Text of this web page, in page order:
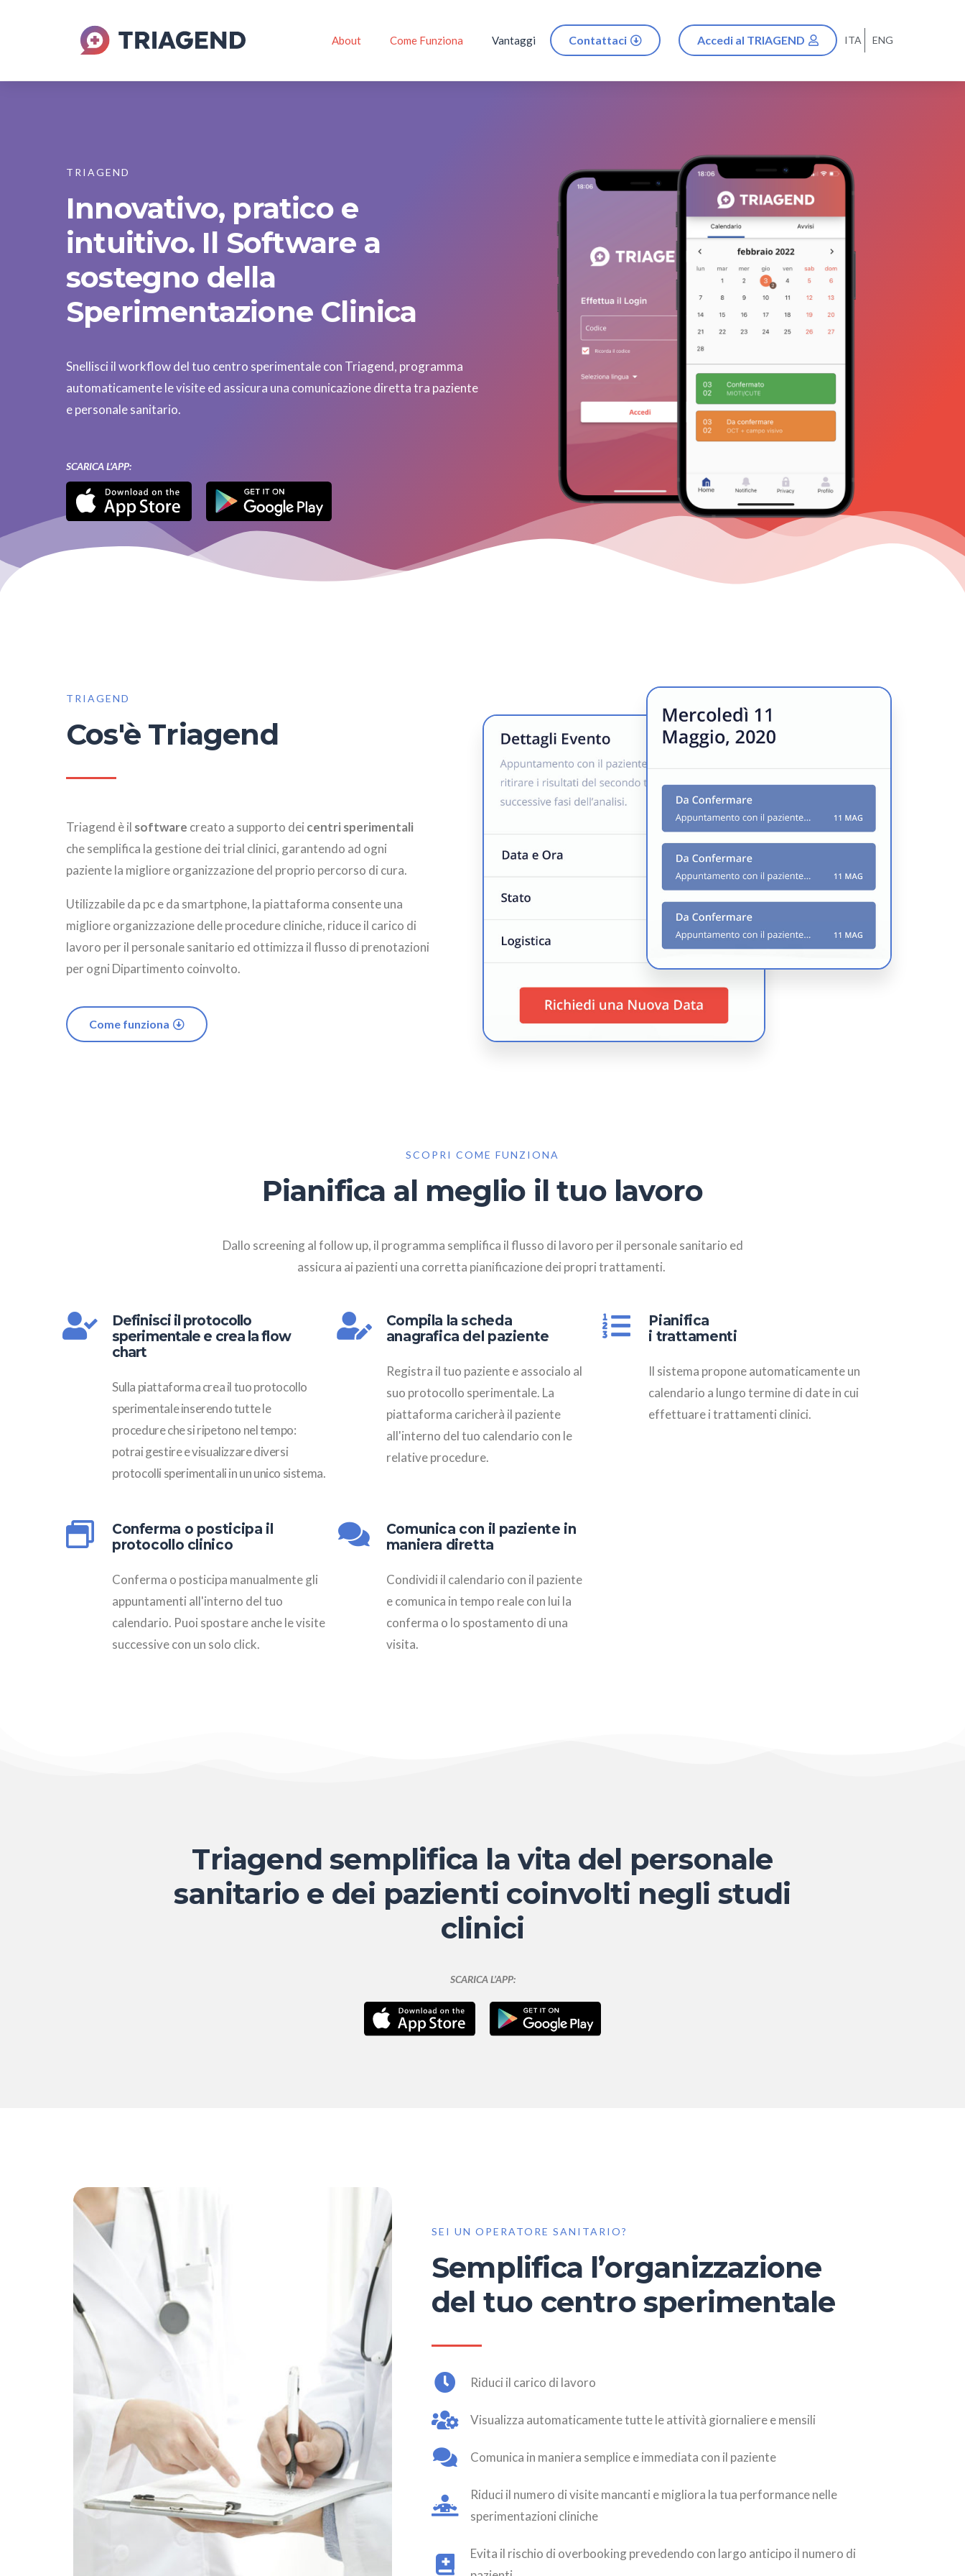
About Come Funziona Vantaggi Contattaci Accedi al TRIAGEND ITA ENG
TRIAGEND
Innovativo, pratico e
intuitivo. Il Software a
sostegno della
Sperimentazione Clinica
Snellisci il workflow del tuo centro sperimentale con Triagend, programma
automaticamente le visite ed assicura una comunicazione diretta tra paziente
e personale sanitario.
SCARICA L’APP:
TRIAGEND
Cos'è Triagend
Triagend è il software creato a supporto dei centri sperimentali
che semplifica la gestione dei trial clinici, garantendo ad ogni
paziente la migliore organizzazione del proprio percorso di cura.
Utilizzabile da pc e da smartphone, la piattaforma consente una
migliore organizzazione delle procedure cliniche, riduce il carico di
lavoro per il personale sanitario ed ottimizza il flusso di prenotazioni
per ogni Dipartimento coinvolto.
Come funziona
SCOPRI COME FUNZIONA
Pianifica al meglio il tuo lavoro
Dallo screening al follow up, il programma semplifica il flusso di lavoro per il personale sanitario ed
assicura ai pazienti una corretta pianificazione dei propri trattamenti.
Definisci il protocollo
sperimentale e crea la flow
chart
Sulla piattaforma crea il tuo protocollo
sperimentale inserendo tutte le
procedure che si ripetono nel tempo:
potrai gestire e visualizzare diversi
protocolli sperimentali in un unico sistema.
Compila la scheda
anagrafica del paziente
Registra il tuo paziente e associalo al
suo protocollo sperimentale. La
piattaforma caricherà il paziente
all'interno del tuo calendario con le
relative procedure.
Pianifica
i trattamenti
Il sistema propone automaticamente un
calendario a lungo termine di date in cui
effettuare i trattamenti clinici.
Conferma o posticipa il
protocollo clinico
Conferma o posticipa manualmente gli
appuntamenti all'interno del tuo
calendario. Puoi spostare anche le visite
successive con un solo click.
Comunica con il paziente in
maniera diretta
Condividi il calendario con il paziente
e comunica in tempo reale con lui la
conferma o lo spostamento di una
visita.
Triagend semplifica la vita del personale
sanitario e dei pazienti coinvolti negli studi
clinici
SCARICA L’APP:
SEI UN OPERATORE SANITARIO?
Semplifica l’organizzazione
del tuo centro sperimentale
Riduci il carico di lavoro
Visualizza automaticamente tutte le attività giornaliere e mensili
Comunica in maniera semplice e immediata con il paziente
Riduci il numero di visite mancanti e migliora la tua performance nelle
sperimentazioni cliniche
Evita il rischio di overbooking prevedendo con largo anticipo il numero di